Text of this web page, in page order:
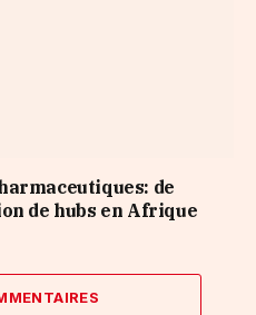
de
de hubs en Afrique